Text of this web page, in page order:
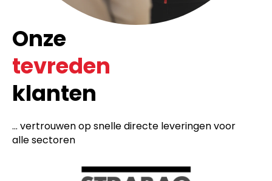
Onze
tevreden
klanten
... vertrouwen op snelle directe leveringen voor
alle sectoren